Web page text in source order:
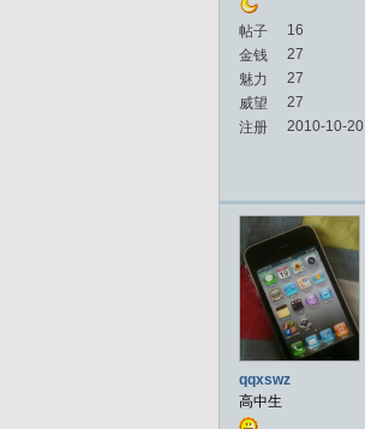
帖子
16
金钱
27
魅力
27
威望
27
注册
2010-10-20
qqxswz
高中生